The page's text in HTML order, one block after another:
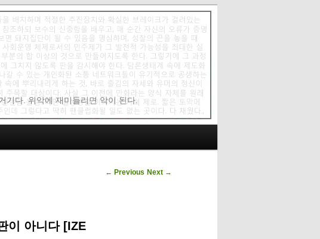
기다. 위악에 재미들리면 악이 된다.
Post navigation
← Previous Next →
이 아니다 [IZE